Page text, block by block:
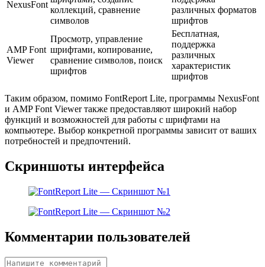
NexusFont
коллекций, сравнение
символов
различных форматов
шрифтов
AMP Font
Viewer
Просмотр, управление
шрифтами, копирование,
сравнение символов, поиск
шрифтов
Бесплатная,
поддержка
различных
характеристик
шрифтов
Таким образом, помимо FontReport Lite, программы NexusFont
и AMP Font Viewer также предоставляют широкий набор
функций и возможностей для работы с шрифтами на
компьютере. Выбор конкретной программы зависит от ваших
потребностей и предпочтений.
Скриншоты интерфейса
Комментарии пользователей